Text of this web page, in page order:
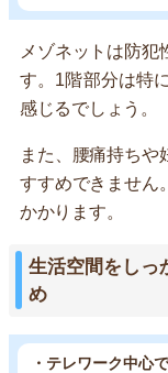
メゾネットは防
す。1階部分は特
感じるでしょう。
また、腰痛持ちや
すすめできません
かかります。
生活空間をしっ
め
・テレワーク中心